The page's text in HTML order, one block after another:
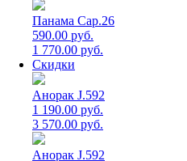
Панама Cap.26
590.00 руб.
1 770.00 руб.
Скидки
Анорак J.592
1 190.00 руб.
3 570.00 руб.
Анорак J.592